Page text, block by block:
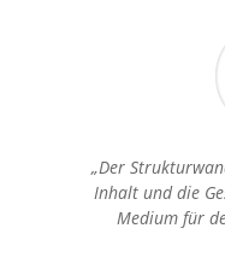
„Der
Inhalt und die
Medium für